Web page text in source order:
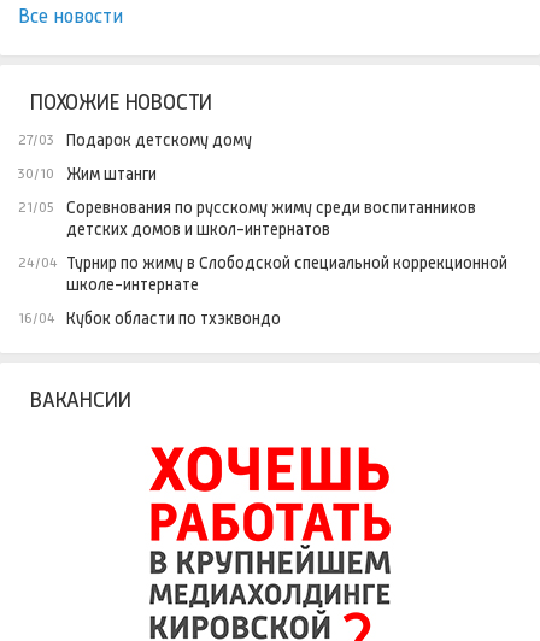
Все новости
ПОХОЖИЕ НОВОСТИ
27/03 Подарок детскому дому
30/10 Жим штанги
21/05
Соревнования по русскому жиму среди воспитанников
детских домов и школ-интернатов
24/04
Турнир по жиму в Слободской специальной коррекционной
школе-интернате
16/04 Кубок области по тхэквондо
ВАКАНСИИ